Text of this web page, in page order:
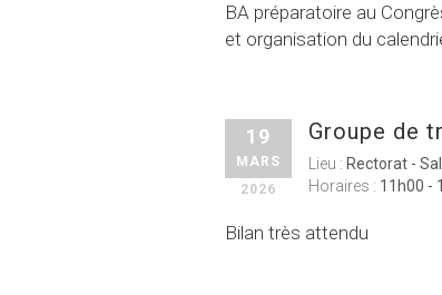
BA préparatoire au
et organisation du
19
MARS
2026
Groupe de
Lieu : Rectorat -
Horaires : 11h00 -
Bilan très attendu